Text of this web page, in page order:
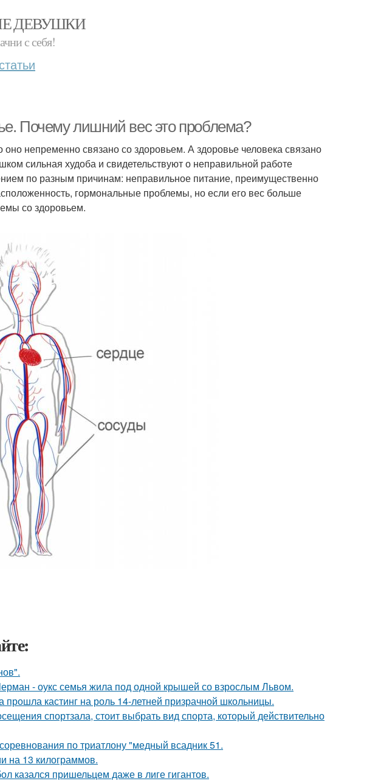
ДЕВУШКИ
с себя!
статьи
Почему лишний вес это проблема?
непременно связано со здоровьем. А здоровье человека связано
сильная худоба и свидетельствуют о неправильной работе
по разным причинам: неправильное питание, преимущественно
гормональные проблемы, но если его вес больше
со здоровьем.
- оукс семья жила под одной крышей со взрослым Львом.
прошла кастинг на роль 14-летней призрачной школьницы.
спортзала, стоит выбрать вид спорта, который действительно
по триатлону "медный всадник 51.
на 13 килограммов.
казался пришельцем даже в лиге гигантов.